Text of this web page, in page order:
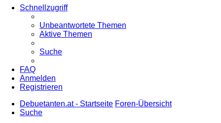
Schnellzugriff
Unbeantwortete Themen
Aktive Themen
Suche
FAQ
Anmelden
Registrieren
Debuetanten.at - Startseite Foren-Übersicht
Suche